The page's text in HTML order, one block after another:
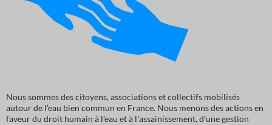
Nous sommes des citoyens, associations et collectifs mobilisés
autour de l’eau bien commun en France. Nous menons des actions en
faveur du droit humain à l’eau et à l’assainissement, d’une gestion